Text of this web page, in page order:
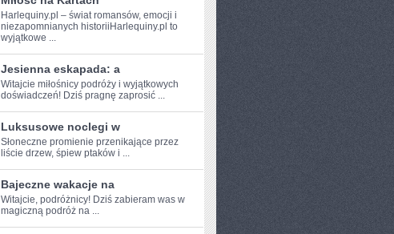
Harlequiny.pl – świat romansów, emocji i
niezapomnianych historiiHarlequiny.pl to
wyjątkowe ...
Jesienna eskapada: a
Witajcie miłośnicy ⁣podróży i⁣ wyjątkowych
‌doświadczeń! Dziś ‍pragnę zaprosić ...
Luksusowe noclegi w
Słoneczne promienie⁢ przenikające przez
liście drzew, ‍śpiew ptaków i ...
Bajeczne wakacje na
Witajcie, podróżnicy! ‌Dziś zabieram was w
magiczną ‍podróż na ...